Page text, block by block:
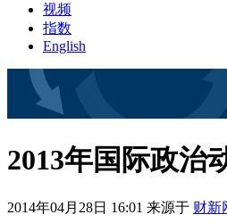
视频
指数
English
2013年国际政治
2014年04月28日 16:01 来源于 财新